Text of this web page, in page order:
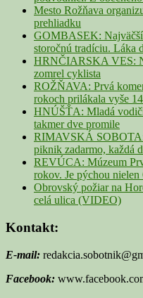
Mesto Rožňava
prehliadku
GOMBASEK:
storočnú tradíciu. Láka
HRNČIARSKA VES:
zomrel cyklista
ROŽŇAVA: Prvá
rokoch prilákala vyše
HNÚŠŤA: Mladá
takmer dve promile
RIMAVSKÁ
piknik zadarmo, každá
REVÚCA: Múzeum
rokov. Je pýchou nielen
Obrovský požiar na
celá ulica (VIDEO)
Kontakt:
E-mail:
Facebook: